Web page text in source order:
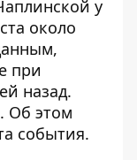
у
около
при
назад.
Об этом
события.